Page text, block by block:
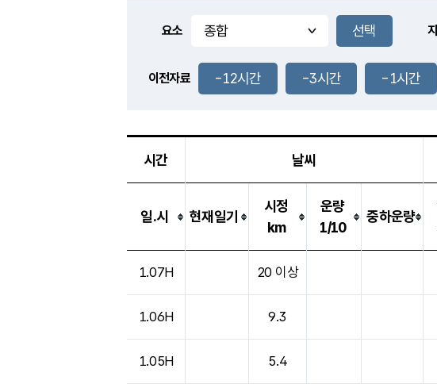
풍도
2.6m/s
-
요소
이전자료 -12시간 -3시간 -1시간
시간 날씨
일.시 현재일기
시정
km
운량
1/10
중하운량
1.07H 20 이상
1.06H 9.3
1.05H 5.4